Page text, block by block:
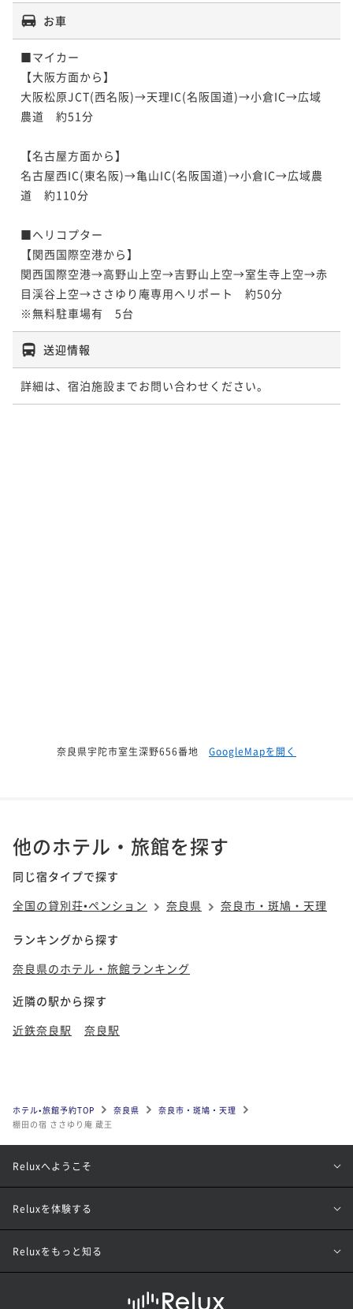
お車
■マイカー
【大阪方面から】
大阪松原JCT(西名阪)→天理IC(名阪国道)→小倉IC→広域
農道　約51分
【名古屋方面から】
名古屋西IC(東名阪)→亀山IC(名阪国道)→小倉IC→広域農
道　約110分
■ヘリコプター
【関西国際空港から】
関西国際空港→高野山上空→吉野山上空→室生寺上空→赤
目渓谷上空→ささゆり庵専用ヘリポート　約50分
※無料駐車場有　5台
送迎情報
詳細は、宿泊施設までお問い合わせください。
奈良県宇陀市室生深野656番地 GoogleMapを開く
他のホテル・旅館を探す
同じ宿タイプで探す
全国の貸別荘•ペンション
奈良県 奈良市・斑鳩・天理
ランキングから探す
奈良県のホテル・旅館ランキング
近隣の駅から探す
近鉄奈良駅
奈良駅
ホテル•旅館予約TOP 奈良県
奈良市・斑鳩・天理
棚田の宿 ささゆり庵 蔵王
Reluxへようこそ
Reluxを体験する
Reluxをもっと知る